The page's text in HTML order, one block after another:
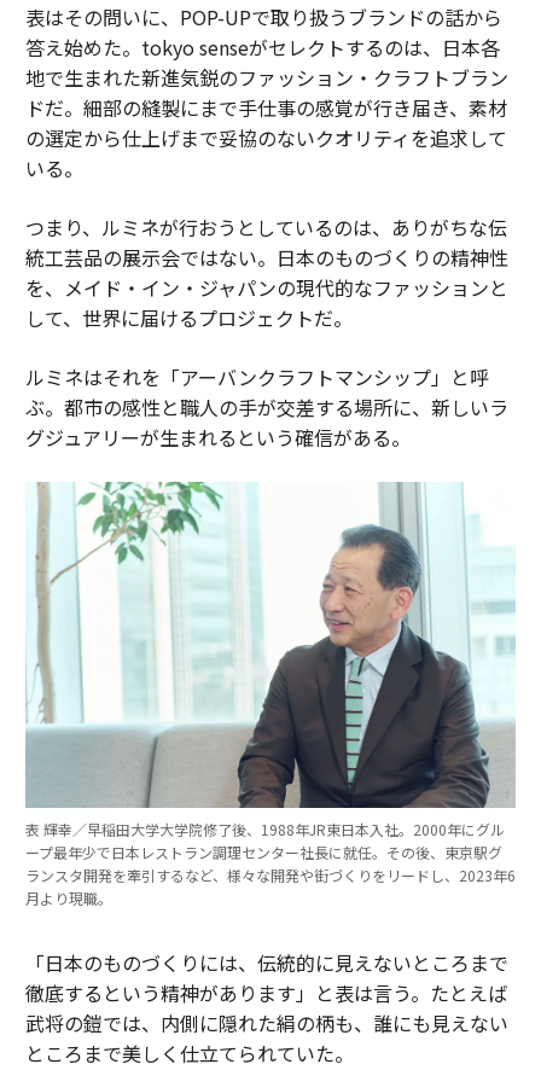
表はその問いに、POP-UPで取り扱うブランドの話から
答え始めた。tokyo senseがセレクトするのは、日本各
地で生まれた新進気鋭のファッション・クラフトブラン
ドだ。細部の縫製にまで手仕事の感覚が行き届き、素材
の選定から仕上げまで妥協のないクオリティを追求して
いる。
つまり、ルミネが行おうとしているのは、ありがちな伝
統工芸品の展示会ではない。日本のものづくりの精神性
を、メイド・イン・ジャパンの現代的なファッションと
して、世界に届けるプロジェクトだ。
ルミネはそれを「アーバンクラフトマンシップ」と呼
ぶ。都市の感性と職人の手が交差する場所に、新しいラ
グジュアリーが生まれるという確信がある。
表 輝幸／早稲田大学大学院修了後、1988年JR東日本入社。2000年にグル
ープ最年少で日本レストラン調理センター社長に就任。その後、東京駅グ
ランスタ開発を牽引するなど、様々な開発や街づくりをリードし、2023年6
月より現職。
「日本のものづくりには、伝統的に見えないところまで
徹底するという精神があります」と表は言う。たとえば
武将の鎧では、内側に隠れた絹の柄も、誰にも見えない
ところまで美しく仕立てられていた。